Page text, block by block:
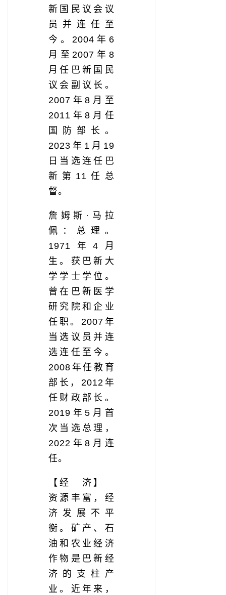
新国民议会议
员并连任至
今。2004年6
月至2007年8
月任巴新国民
议会副议长。
2007年8月至
2011年8月任
国防部长。
2023年1月19
日当选连任巴
新第11任总
督。
詹姆斯·马拉
佩：总理。
1971年4月
生。获巴新大
学学士学位。
曾在巴新医学
研究院和企业
任职。2007年
当选议员并连
选连任至今。
2008年任教育
部长，2012年
任财政部长。
2019年5月首
次当选总理，
2022年8月连
任。
【经 济】
资源丰富，经
济发展不平
衡。矿产、石
油和农业经济
作物是巴新经
济的支柱产
业。近年来，